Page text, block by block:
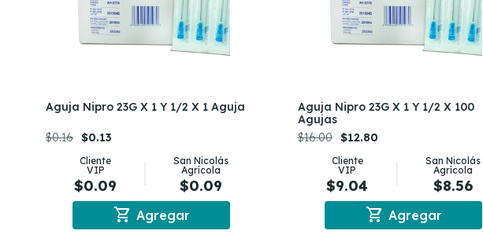
Aguja Nipro 23G X 1 Y 1/2 X 1 Aguja
$0.16 $0.13
Cliente
VIP
$0.09
San Nicolás
Agrícola
$0.09
shopping_cart Agregar
Aguja Nipro 23G X 1 Y 1/2 X 100
Agujas
$16.00 $12.80
Cliente
VIP
$9.04
San Nicolás
Agrícola
$8.56
shopping_cart Agregar